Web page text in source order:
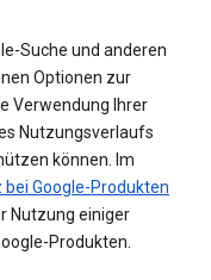
Suche und anderen
Optionen zur
Verwendung Ihrer
Nutzungsverlaufs
können. Im
Google-Produkten
Nutzung einiger
Produkten.